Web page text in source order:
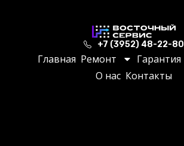
+7 (3952) 48-22-80
Главная Ремонт Гарантия
О нас Контакты